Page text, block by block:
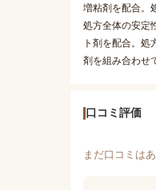
増粘剤を配合。
処方全体の安定
ト剤を配合。
剤を組み合わせ
口コミ評価
まだ口コミは